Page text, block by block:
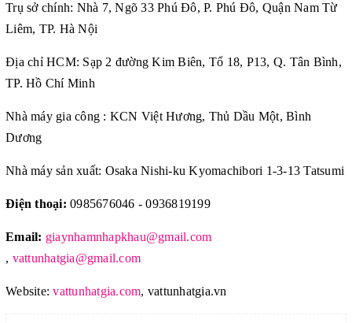
Trụ sở chính: Nhà 7, Ngõ 33 Phú Đô, P. Phú Đô, Quận Nam Từ
Liêm, TP. Hà Nội
Địa chỉ HCM: Sạp 2 đường Kim Biên, Tổ 18, P13, Q. Tân Bình,
TP. Hồ Chí Minh
Nhà máy gia công : KCN Việt Hương, Thủ Dầu Một, Bình
Dương
Nhà máy sản xuất: Osaka Nishi-ku Kyomachibori 1-3-13 Tatsumi
Điện thoại: 0985676046 - 0936819199
Email: giaynhamnhapkhau@gmail.com
, vattunhatgia@gmail.com
Website: vattunhatgia.com, vattunhatgia.vn